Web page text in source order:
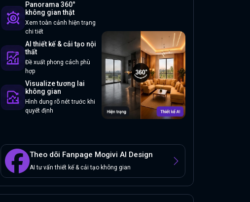
Panorama 360°
không gian thật
Xem toàn cảnh hiện trạng
chi tiết
AI thiết kế & cải tạo nội
thất
Đề xuất phong cách phù
hợp
Visualize tương lai
không gian
Hình dung rõ nét trước khi
quyết định
Theo dõi Fanpage Mogivi AI Design
AI tư vấn thiết kế & cải tạo không gian